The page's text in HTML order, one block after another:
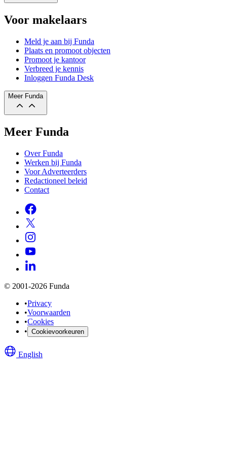
Voor makelaars
Meld je aan bij Funda
Plaats en promoot objecten
Promoot je kantoor
Verbreed je kennis
Inloggen Funda Desk
Meer Funda
Meer Funda
Over Funda
Werken bij Funda
Voor Adverteerders
Redactioneel beleid
Contact
© 2001-2026 Funda
•Privacy
•Voorwaarden
•Cookies
• Cookievoorkeuren
English